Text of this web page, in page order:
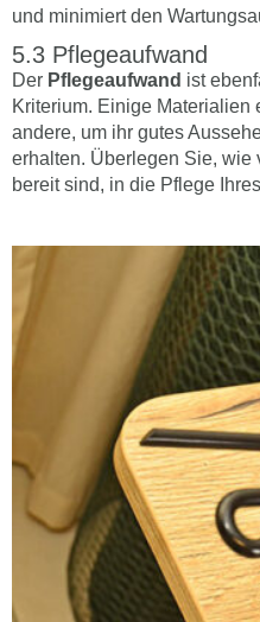
und minimiert den
Pflegeaufwand
Der Pflegeaufwand ist
Kriterium. Einige Materialien
andere, um ihr gutes
erhalten. Überlegen Sie,
bereit sind, in die Pflege